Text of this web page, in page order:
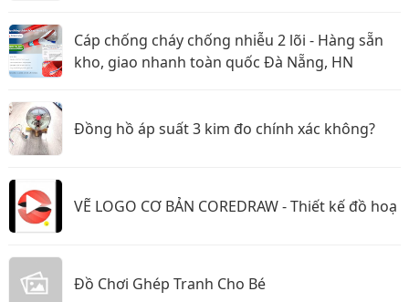
Cáp chống cháy chống nhiễu 2 lõi - Hàng sẵn
kho, giao nhanh toàn quốc Đà Nẵng, HN
Đồng hồ áp suất 3 kim đo chính xác không?
VẼ LOGO CƠ BẢN COREDRAW - Thiết kế đồ hoạ
Đồ Chơi Ghép Tranh Cho Bé